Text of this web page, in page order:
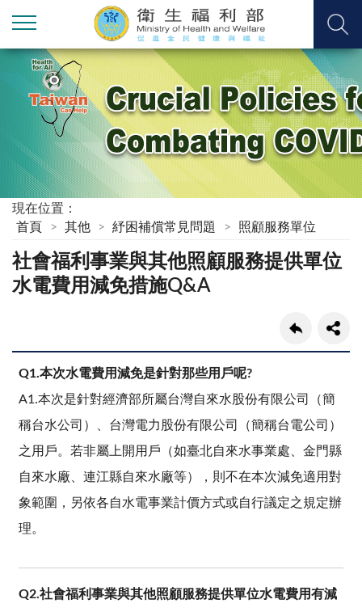
現在位置：
首頁
其他 紓困補償常見問題 照顧服務單位
社會福利事業與其他照顧服務提供單位
水電費用減免措施Q&A
Q1.本次水電費用減免是針對那些用戶呢?
A1.本次是針對經濟部所屬台灣自來水股份有限公司（簡
稱台水公司）、台灣電力股份有限公司（簡稱台電公司）
之用戶。若非屬上開用戶（如臺北自來水事業處、金門縣
自來水廠、連江縣自來水廠等），則不在本次減免適用對
象範圍，另依各自水電事業計價方式或自行議定之規定辦
理。
Q2.社會福利事業與其他照顧服務提供單位水電費用有減